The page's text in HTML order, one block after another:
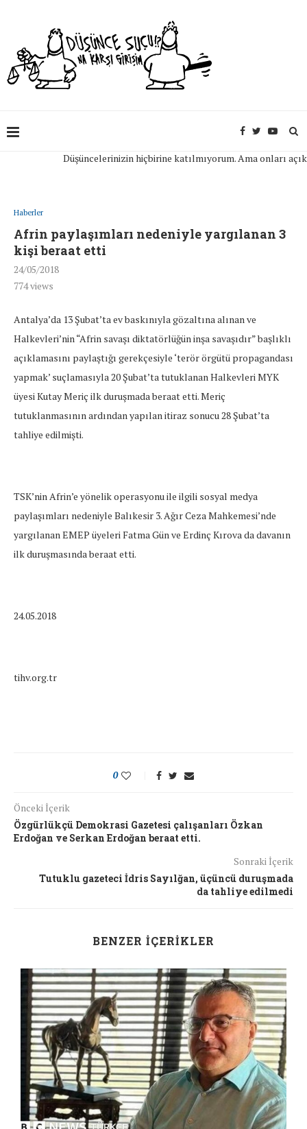
Düşüncelerinizin hiçbirine katılmıyorum. Ama onları açıkça
Haberler
Afrin paylaşımları nedeniyle yargılanan 3
kişi beraat etti
24/05/2018
774views
Antalya’da 13 Şubat’ta ev baskınıyla gözaltına alınan ve
Halkevleri’nin “Afrin savaşı diktatörlüğün inşa savaşıdır” başlıklı
açıklamasını paylaştığı gerekçesiyle ‘terör örgütü propagandası
yapmak’ suçlamasıyla 20 Şubat’ta tutuklanan Halkevleri MYK
üyesi Kutay Meriç ilk duruşmada beraat etti. Meriç
tutuklanmasının ardından yapılan itiraz sonucu 28 Şubat’ta
tahliye edilmişti.
TSK’nin Afrin’e yönelik operasyonu ile ilgili sosyal medya
paylaşımları nedeniyle Balıkesir 3. Ağır Ceza Mahkemesi’nde
yargılanan EMEP üyeleri Fatma Gün ve Erdinç Kırova da davanın
ilk duruşmasında beraat etti.
24.05.2018
tihv.org.tr
0
Önceki İçerik
Özgürlükçü Demokrasi Gazetesi çalışanları Özkan
Erdoğan ve Serkan Erdoğan beraat etti.
Sonraki İçerik
Tutuklu gazeteci İdris Sayılğan, üçüncü duruşmada
da tahliye edilmedi
BENZER İÇERIKLER